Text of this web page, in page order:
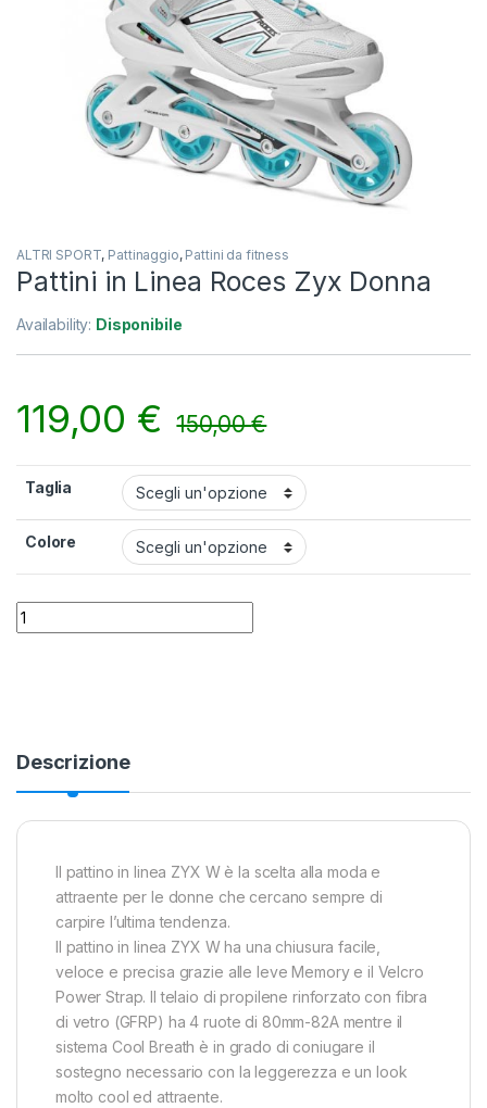
ALTRI SPORT, Pattinaggio, Pattini da fitness
Pattini in Linea Roces Zyx Donna
Availability: Disponibile
119,00 € 150,00€
Taglia
Colore
Pattini in Linea Roces Zyx Donna quantity
Descrizione
Il pattino in linea ZYX W è la scelta alla moda e
attraente per le donne che cercano sempre di
carpire l’ultima tendenza.
Il pattino in linea ZYX W ha una chiusura facile,
veloce e precisa grazie alle leve Memory e il Velcro
Power Strap. Il telaio di propilene rinforzato con fibra
di vetro (GFRP) ha 4 ruote di 80mm-82A mentre il
sistema Cool Breath è in grado di coniugare il
sostegno necessario con la leggerezza e un look
molto cool ed attraente.